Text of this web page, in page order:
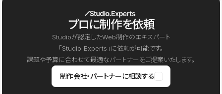
プロに制作を依頼
Studioが認定したWeb制作のエキスパート
「Studio Experts」に依頼が可能です。
課題や予算に合わせて最適なパートナーをご提案いたします。
制作会社・パートナーに相談する